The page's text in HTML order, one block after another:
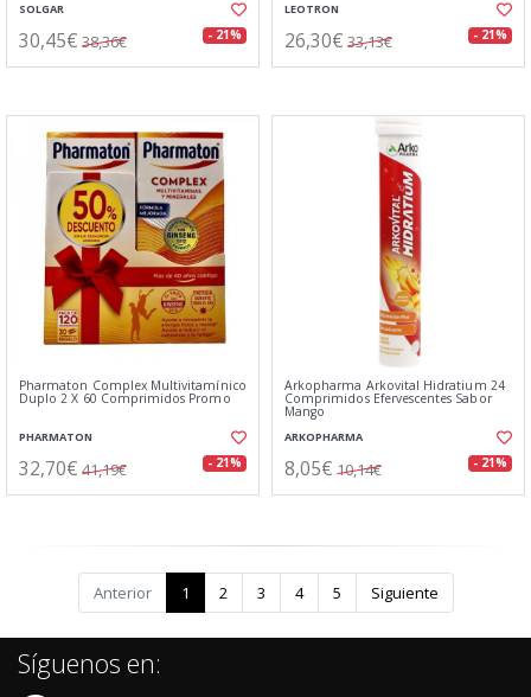
SOLGAR
30,45€ 38,36€ - 21%
LEOTRON
26,30€ 33,13€ - 21%
Pharmaton Complex Multivitamínico
Duplo 2 X 60 Comprimidos Promo
PHARMATON
32,70€ 41,19€ - 21%
Arkopharma Arkovital Hidratium 24
Comprimidos Efervescentes Sabor
Mango
ARKOPHARMA
8,05€ 10,14€ - 21%
Anterior 1 2 3 4 5 Siguiente
Síguenos en: